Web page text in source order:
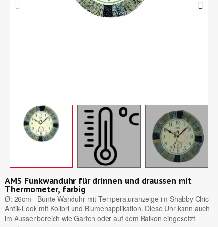
AMS Funkwanduhr für drinnen und draussen mit
Thermometer, farbig
Ø: 26cm - Bunte Wanduhr mit Temperaturanzeige im Shabby Chic
Antik-Look mit Kolibri und Blumenapplikation. Diese Uhr kann auch
im Aussenbereich wie Garten oder auf dem Balkon eingesetzt